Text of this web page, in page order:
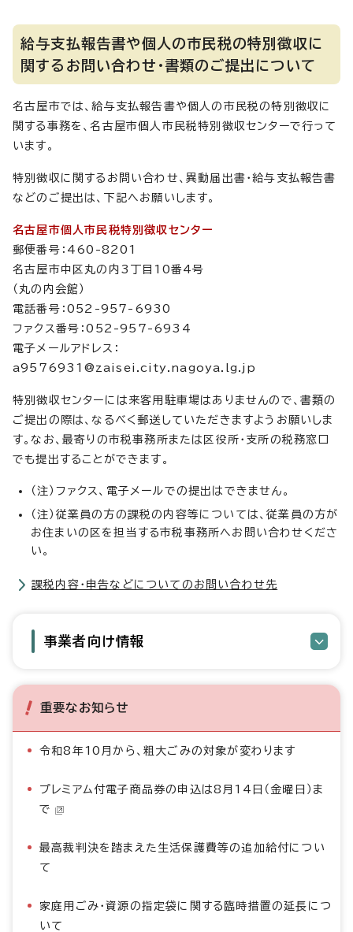
給与支払報告書や個人の市民税の特別徴収に
関するお問い合わせ・書類のご提出について
名古屋市では、給与支払報告書や個人の市民税の特別徴収に
関する事務を、名古屋市個人市民税特別徴収センターで行って
います。
特別徴収に関するお問い合わせ、異動届出書・給与支払報告書
などのご提出は、下記へお願いします。
名古屋市個人市民税特別徴収センター
郵便番号：460-8201
名古屋市中区丸の内3丁目10番4号
（丸の内会館）
電話番号：052-957-6930
ファクス番号：052-957-6934
電子メールアドレス：
a9576931@zaisei.city.nagoya.lg.jp
特別徴収センターには来客用駐車場はありませんので、書類の
ご提出の際は、なるべく郵送していただきますようお願いしま
す。なお、最寄りの市税事務所または区役所・支所の税務窓口
でも提出することができます。
（注）ファクス、電子メールでの提出はできません。
（注）従業員の方の課税の内容等については、従業員の方が
お住まいの区を担当する市税事務所へお問い合わせくださ
い。
課税内容・申告などについてのお問い合わせ先
事業者向け情報
重要なお知らせ
令和8年10月から、粗大ごみの対象が変わります
プレミアム付電子商品券の申込は8月14日（金曜日）ま
で
最高裁判決を踏まえた生活保護費等の追加給付につい
て
家庭用ごみ・資源の指定袋に関する臨時措置の延長につ
いて